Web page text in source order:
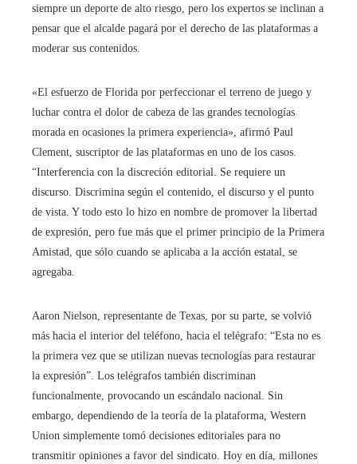
siempre un deporte de alto riesgo, pero los expertos se inclinan a
pensar que el alcalde pagará por el derecho de las plataformas a
moderar sus contenidos.
«El esfuerzo de Florida por perfeccionar el terreno de juego y
luchar contra el dolor de cabeza de las grandes tecnologías
morada en ocasiones la primera experiencia», afirmó Paul
Clement, suscriptor de las plataformas en uno de los casos.
“Interferencia con la discreción editorial. Se requiere un
discurso. Discrimina según el contenido, el discurso y el punto
de vista. Y todo esto lo hizo en nombre de promover la libertad
de expresión, pero fue más que el primer principio de la Primera
Amistad, que sólo cuando se aplicaba a la acción estatal, se
agregaba.
Aaron Nielson, representante de Texas, por su parte, se volvió
más hacia el interior del teléfono, hacia el telégrafo: “Esta no es
la primera vez que se utilizan nuevas tecnologías para restaurar
la expresión”. Los telégrafos también discriminan
funcionalmente, provocando un escándalo nacional. Sin
embargo, dependiendo de la teoría de la plataforma, Western
Union simplemente tomó decisiones editoriales para no
transmitir opiniones a favor del sindicato. Hoy en día, millones